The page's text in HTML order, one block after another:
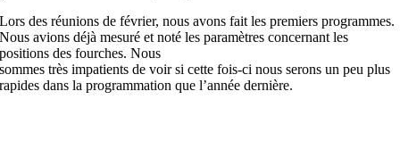
Lors des réunions de février, nous avons fait les premiers programmes.
Nous avions déjà mesuré et noté les paramètres concernant les
positions des fourches. Nous
sommes très impatients de voir si cette fois-ci nous serons un peu plus
rapides dans la programmation que l’année dernière.